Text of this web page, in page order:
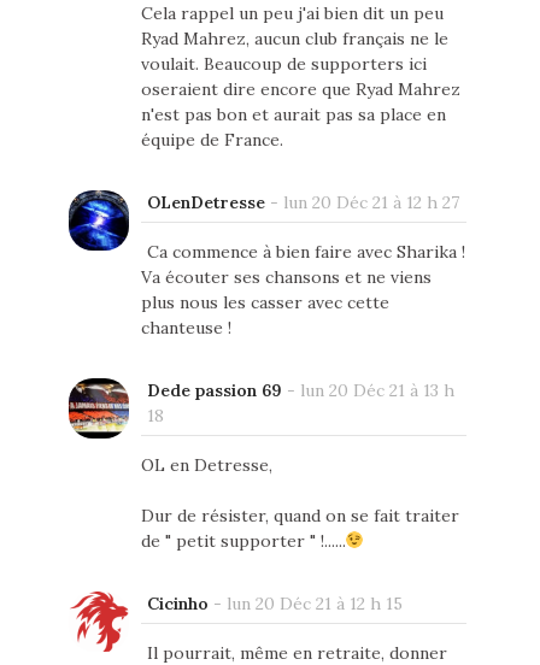
Cela rappel un peu j'ai bien dit un peu
Ryad Mahrez, aucun club français ne le
voulait. Beaucoup de supporters ici
oseraient dire encore que Ryad Mahrez
n'est pas bon et aurait pas sa place en
équipe de France.
OLenDetresse- lun 20 Déc 21 à 12 h 27
Ca commence à bien faire avec Sharika !
Va écouter ses chansons et ne viens
plus nous les casser avec cette
chanteuse !
Dede passion 69 - lun 20 Déc 21 à 13 h
18
OL en Detresse,
Dur de résister, quand on se fait traiter
de " petit supporter " !......
Cicinho - lun 20 Déc 21 à 12 h 15
Il pourrait, même en retraite, donner